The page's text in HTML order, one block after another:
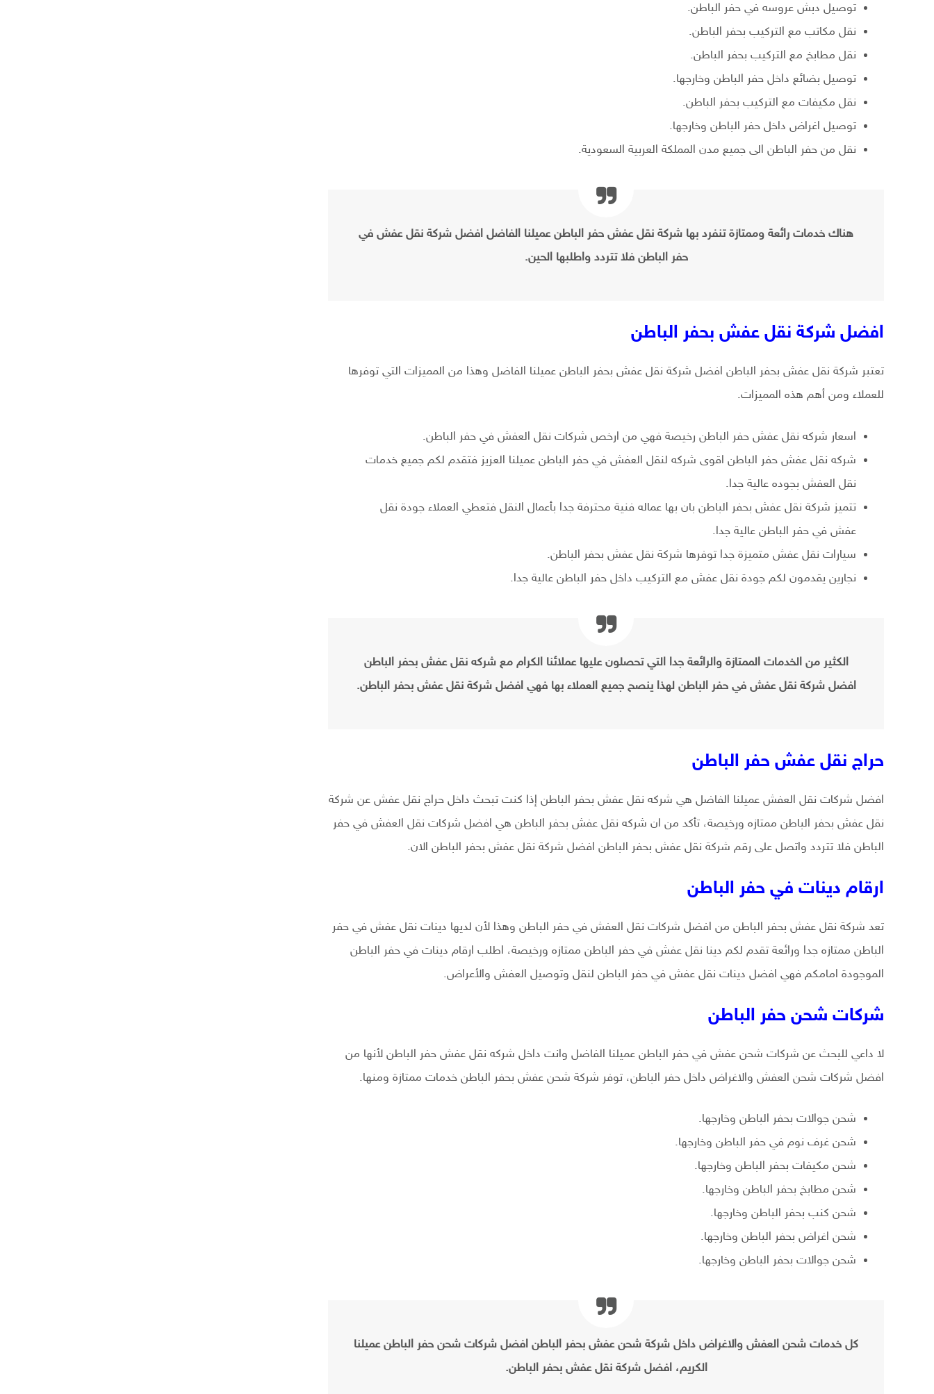
توصيل دبش عروسه في حفر الباطن.
نقل مكاتب مع التركيب بحفر الباطن.
نقل مطابخ مع التركيب بحفر الباطن.
توصيل بضائع داخل حفر الباطن وخارجها.
نقل مكيفات مع التركيب بحفر الباطن.
توصيل اغراض داخل حفر الباطن وخارجها.
نقل من حفر الباطن الى جميع مدن المملكة العربية السعودية.
هناك خدمات رائعة وممتازة تنفرد بها شركة نقل عفش حفر الباطن عميلنا الفاضل افضل شركة نقل عفش في
حفر الباطن فلا تتردد واطلبها الحين.
افضل شركة نقل عفش بحفر الباطن
تعتبر شركة نقل عفش بحفر الباطن افضل شركة نقل عفش بحفر الباطن عميلنا الفاضل وهذا من المميزات التي توفرها
للعملاء ومن أهم هذه المميزات.
اسعار شركه نقل عفش حفر الباطن رخيصة فهي من ارخص شركات نقل العفش في حفر الباطن.
شركه نقل عفش حفر الباطن اقوى شركه لنقل العفش في حفر الباطن عميلنا العزيز فتقدم لكم جميع خدمات
نقل العفش بجوده عالية جدا.
تتميز شركة نقل عفش بحفر الباطن بان بها عماله فنية محترفة جدا بأعمال النقل فتعطي العملاء جودة نقل
عفش في حفر الباطن عالية جدا.
سيارات نقل عفش متميزة جدا توفرها شركة نقل عفش بحفر الباطن.
نجارين يقدمون لكم جودة نقل عفش مع التركيب داخل حفر الباطن عالية جدا.
الكثير من الخدمات الممتازة والرائعة جدا التي تحصلون عليها عملائنا الكرام مع شركه نقل عفش بحفر الباطن
افضل شركة نقل عفش في حفر الباطن لهذا ينصح جميع العملاء بها فهي افضل شركة نقل عفش بحفر الباطن.
حراج نقل عفش حفر الباطن
افضل شركات نقل العفش عميلنا الفاضل هي شركه نقل عفش بحفر الباطن إذا كنت تبحث داخل حراج نقل عفش عن شركة
نقل عفش بحفر الباطن ممتازه ورخيصة، تأكد من ان شركه نقل عفش بحفر الباطن هي افضل شركات نقل العفش في حفر
الباطن فلا تتردد واتصل على رقم شركة نقل عفش بحفر الباطن افضل شركة نقل عفش بحفر الباطن الان.
ارقام دينات في حفر الباطن
تعد شركة نقل عفش بحفر الباطن من افضل شركات نقل العفش في حفر الباطن وهذا لأن لديها دينات نقل عفش في حفر
الباطن ممتازه جدا ورائعة تقدم لكم دينا نقل عفش في حفر الباطن ممتازه ورخيصة، اطلب ارقام دينات في حفر الباطن
الموجودة امامكم فهي افضل دينات نقل عفش في حفر الباطن لنقل وتوصيل العفش والأعراض.
شركات شحن حفر الباطن
لا داعي للبحث عن شركات شحن عفش في حفر الباطن عميلنا الفاضل وانت داخل شركه نقل عفش حفر الباطن لأنها من
افضل شركات شحن العفش والاغراض داخل حفر الباطن، توفر شركة شحن عفش بحفر الباطن خدمات ممتازة ومنها.
شحن جوالات بحفر الباطن وخارجها.
شحن غرف نوم في حفر الباطن وخارجها.
شحن مكيفات بحفر الباطن وخارجها.
شحن مطابخ بحفر الباطن وخارجها.
شحن كنب بحفر الباطن وخارجها.
شحن اغراض بحفر الباطن وخارجها.
شحن جوالات بحفر الباطن وخارجها.
كل خدمات شحن العفش والاغراض داخل شركة شحن عفش بحفر الباطن افضل شركات شحن حفر الباطن عميلنا
الكريم، افضل شركة نقل عفش بحفر الباطن.